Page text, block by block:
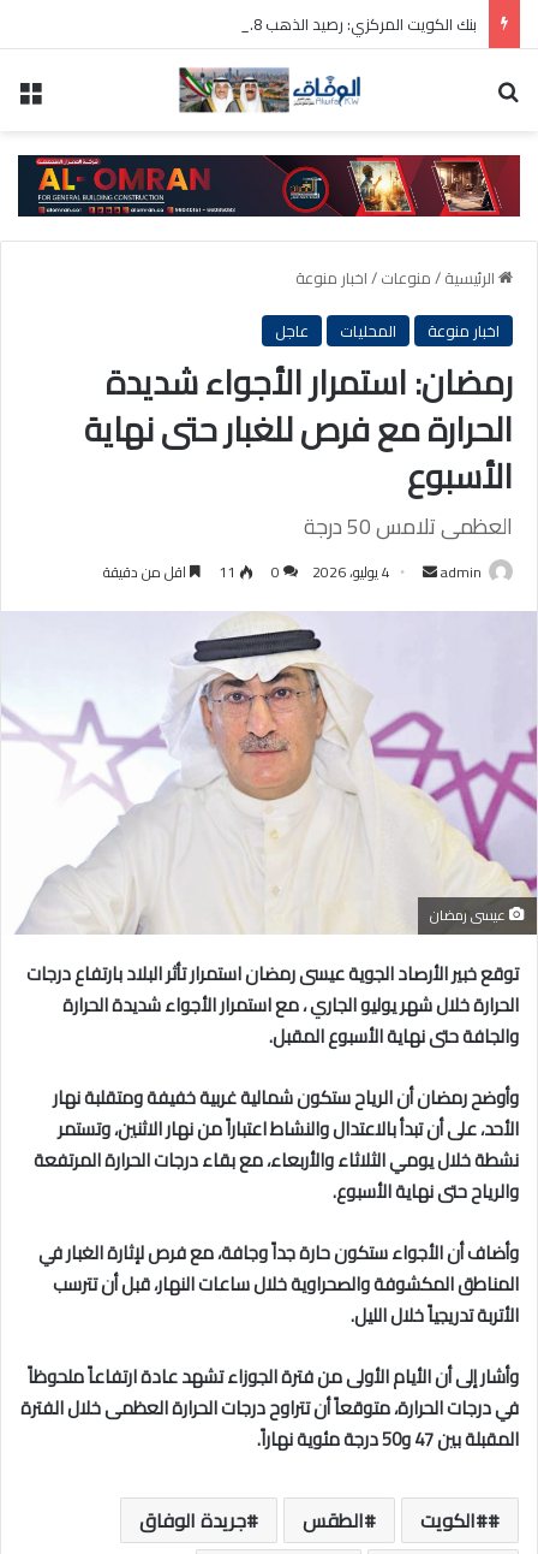
الرئيسية/منوعات/اخبار منوعة
اخبار منوعة
المحليات عاجل
رمضان: استمرار الأجواء شديدة
الحرارة مع فرص للغبار حتى نهاية
الأسبوع
العظمى تلامس 50 درجة
admin
أرسل 4 يوليو، 2026 0
11 اقل من دقيقة
عيسى رمضان
توقع خبير الأرصاد الجوية عيسى رمضان استمرار تأثر البلاد بارتفاع درجات
الحرارة خلال شهر يوليو الجاري ، مع استمرار الأجواء شديدة الحرارة
والجافة حتى نهاية الأسبوع المقبل.
وأوضح رمضان أن الرياح ستكون شمالية غربية خفيفة ومتقلبة نهار
الأحد، على أن تبدأ بالاعتدال والنشاط اعتباراً من نهار الاثنين، وتستمر
نشطة خلال يومي الثلاثاء والأربعاء، مع بقاء درجات الحرارة المرتفعة
والرياح حتى نهاية الأسبوع.
وأضاف أن الأجواء ستكون حارة جداً وجافة، مع فرص لإثارة الغبار في
المناطق المكشوفة والصحراوية خلال ساعات النهار، قبل أن تترسب
الأتربة تدريجياً خلال الليل.
وأشار إلى أن الأيام الأولى من فترة الجوزاء تشهد عادة ارتفاعاً ملحوظاً
في درجات الحرارة، متوقعاً أن تتراوح درجات الحرارة العظمى خلال الفترة
المقبلة بين 47 و50 درجة مئوية نهاراً.
#الكويت الطقس
جريدة الوفاق